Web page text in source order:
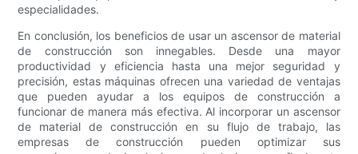
especialidades.
En conclusión, los beneficios de usar un ascensor de material
de construcción son innegables. Desde una mayor
productividad y eficiencia hasta una mejor seguridad y
precisión, estas máquinas ofrecen una variedad de ventajas
que pueden ayudar a los equipos de construcción a
funcionar de manera más efectiva. Al incorporar un ascensor
de material de construcción en su flujo de trabajo, las
empresas de construcción pueden optimizar sus